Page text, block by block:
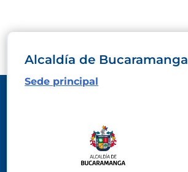
Alcaldía de Bucaramanga
Sede principal